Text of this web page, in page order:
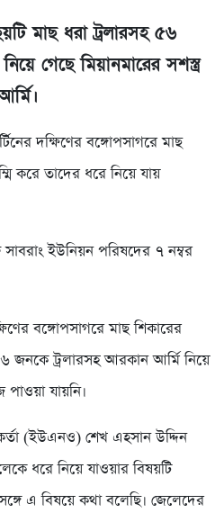
মাছ ধরা ট্রলারসহ ৫৬
গেছে মিয়ানমারের সশস্ত্র
দক্ষিণের বঙ্গোপসাগরে মাছ
করে তাদের ধরে নিয়ে যায়
ইউনিয়ন পরিষদের ৭ নম্বর
বঙ্গোপসাগরে মাছ শিকারের
জনকে ট্রলারসহ আরকান আর্মি নিয়ে
যায়নি।
(ইউএনও) শেখ এহসান উদ্দিন
ধরে নিয়ে যাওয়ার বিষয়টি
এ বিষয়ে কথা বলেছি। জেলেদের